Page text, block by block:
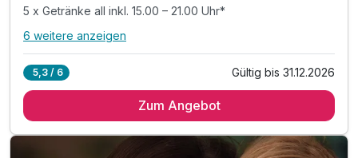
5 x Getränke all inkl. 15.00 – 21.00 Uhr*
Alle Inklusivleistungen
5 x Getränke all inkl. 15.00 – 21.00 Uhr*
6 weitere anzeigen
5,3 / 6 Gültig bis 31.12.2026
Zum Angebot